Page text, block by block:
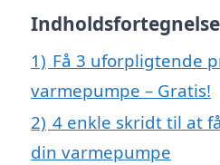
Indholdsfortegnelse
1) Få 3 uforpligtende
varmepumpe – Gratis!
2) 4 enkle skridt til at
din varmepumpe